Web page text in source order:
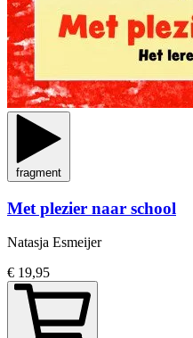
fragment
Met plezier naar school
Natasja Esmeijer
€ 19,95